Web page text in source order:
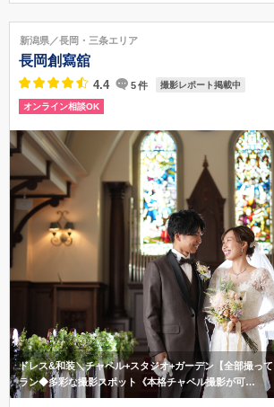
新潟県長岡市古正寺 3-39
0258-86-6029
新潟県／長岡・三条エリア
長岡創寫舘
4.4 5件 撮影レポート掲載中
オンライン相談OK
ドレス&和装＼チャペル+スタジオ+ガーデン【全部撮っ
ラン◆多彩な撮影スポット《本格チャペル撮影が可…